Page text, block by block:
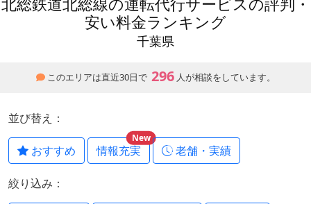
安い料金ランキング
千葉県
このエリアは直近30日で 296 人が相談をしています。
並び替え：
おすすめ 情報充実
New
老舗・実績
絞り込み：